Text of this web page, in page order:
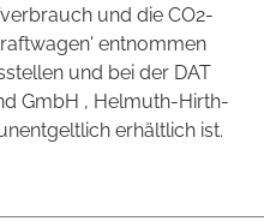
und die CO2-
entnommen
und bei der DAT
GmbH , Helmuth-Hirth-
erhältlich ist.